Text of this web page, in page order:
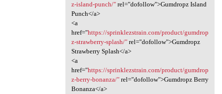
z-island-punch/"rel="dofollow">Gumdropz Island
Punch</a>
<a
href="https://sprinklezstrain.com/product/gumdrop
z-strawberry-splash/"rel="dofollow">Gumdropz
Strawberry Splash</a>
<a
href="https://sprinklezstrain.com/product/gumdrop
z-berry-bonanza/"rel="dofollow">Gumdropz Berry
Bonanza</a>